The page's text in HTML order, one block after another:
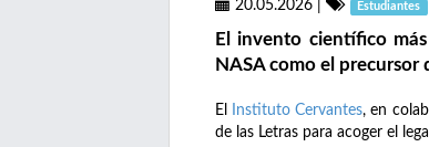
20.05.2026 Estudiantes
El invento científico
NASA como el precursor
El Instituto Cervantes, en
de las Letras para acoger el